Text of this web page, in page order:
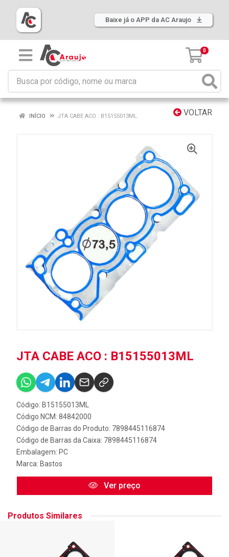
Baixe já o APP da AC Araujo
0
VOLTAR
INÍCIO JTA CABE ACO : B15155013ML
JTA CABE ACO : B15155013ML
Código: B15155013ML
Código NCM: 84842000
Código de Barras do Produto: 7898445116874
Código de Barras da Caixa: 7898445116874
Embalagem: PC
Marca: Bastos
Ver preço
Produtos Similares